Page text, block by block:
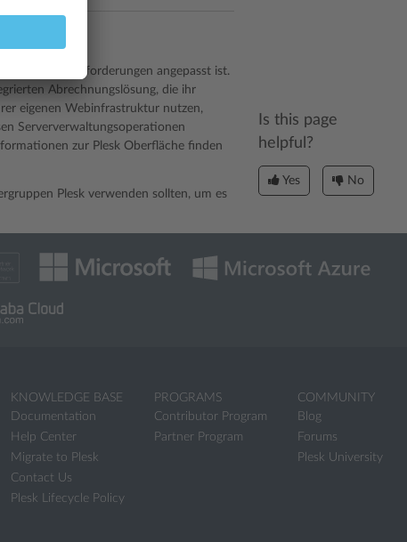
an ihre Anforderungen angepasst ist.
Abrechnungslösung, die ihr
eigenen Webinfrastruktur nutzen,
Serververwaltungsoperationen
zur Plesk Oberfläche finden
Plesk verwenden sollten, um es
Is this page
helpful?
Yes No
KNOWLEDGE BASE
Documentation
Help Center
Migrate to Plesk
Contact Us
Plesk Lifecycle Policy
PROGRAMS
Contributor Program
Partner Program
COMMUNITY
Blog
Forums
Plesk University